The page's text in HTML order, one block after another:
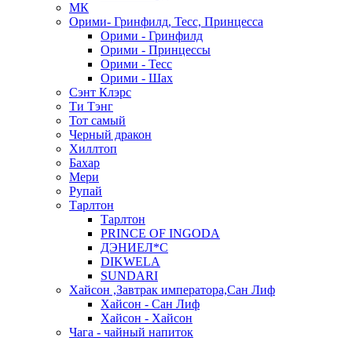
МК
Орими- Гринфилд, Тесс, Принцесса
Орими - Гринфилд
Орими - Принцессы
Орими - Тесс
Орими - Шах
Сэнт Клэрс
Ти Тэнг
Тот самый
Черный дракон
Хиллтоп
Бахар
Мери
Рупай
Тарлтон
Тарлтон
PRINCE OF INGODA
ДЭНИЕЛ*С
DIKWELA
SUNDARI
Хайсон ,Завтрак императора,Сан Лиф
Хайсон - Сан Лиф
Хайсон - Хайсон
Чага - чайный напиток